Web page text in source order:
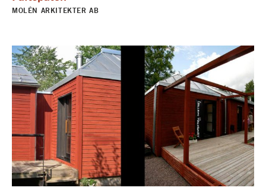
MOLÉN ARKITEKTER AB